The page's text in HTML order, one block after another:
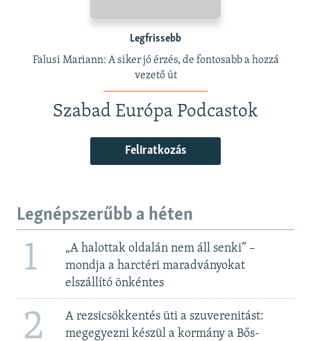
Legfrissebb
Falusi Mariann: A siker jó érzés, de fontosabb a hozzá
vezető út
Szabad Európa Podcastok
Feliratkozás
Legnépszerűbb a héten
1
„A halottak oldalán nem áll senki” –
mondja a harctéri maradványokat
elszállító önkéntes
2
A rezsicsökkentés üti a szuverenitást:
megegyezni készül a kormány a Bős-